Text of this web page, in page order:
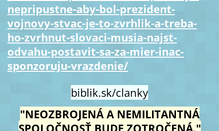
nepripustne-aby-bol-prezident-
vojnovy-stvac-je-to-zvrhlik-a-treba-
ho-zvrhnut-slovaci-musia-najst-
odvahu-postavit-sa-za-mier-inac-
sponzoruju-vrazdenie/
biblik.sk/clanky
"NEOZBROJENÁ A NEMILITANTNÁ